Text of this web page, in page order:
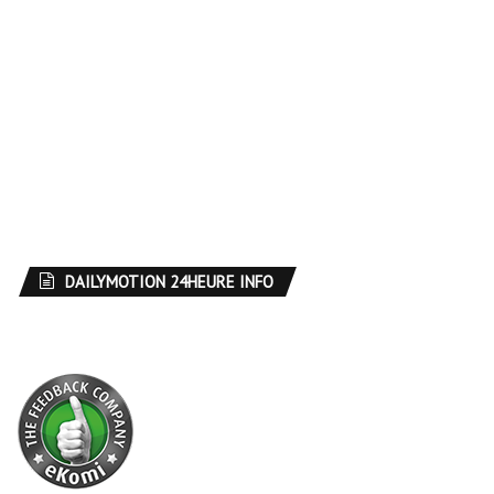
DAILYMOTION 24HEURE INFO